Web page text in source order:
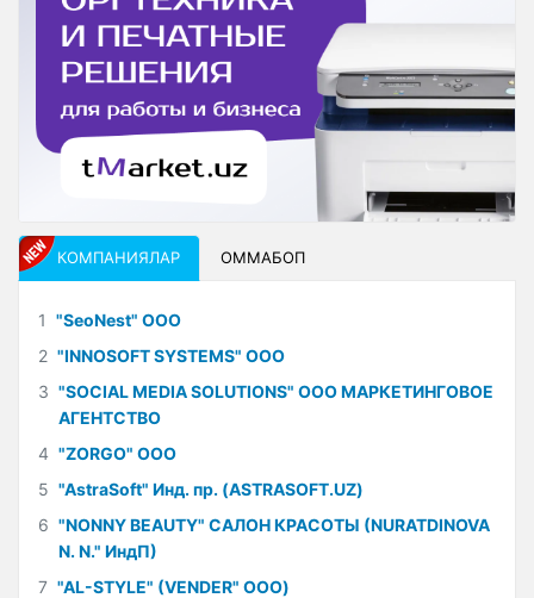
КОМПАНИЯЛАР ОММАБОП
1 "SeoNest" ООО
2 "INNOSOFT SYSTEMS" ООО
3 "SOCIAL MEDIA SOLUTIONS" ООО МАРКЕТИНГОВОЕ
АГЕНТСТВО
4 "ZORGO" ООО
5 "AstraSoft" Инд. пр. (ASTRASOFT.UZ)
6 "NONNY BEAUTY" САЛОН КРАСОТЫ (NURATDINOVA
N. N." ИндП)
7 "AL-STYLE" (VENDER" ООО)